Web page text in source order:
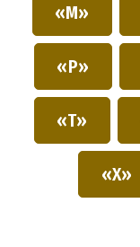
«M»
«P»
«T»
«X»